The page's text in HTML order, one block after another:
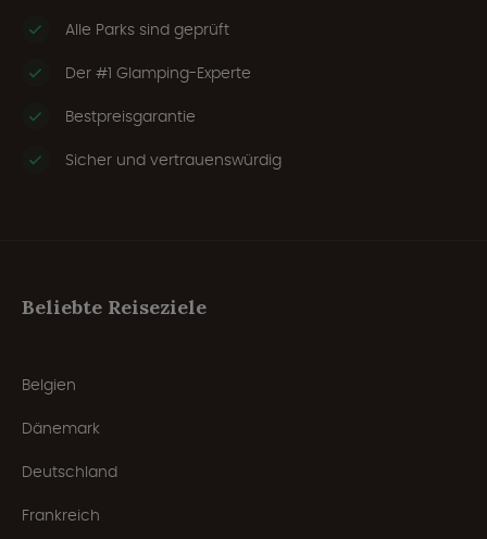
Alle Parks sind geprüft
Der #1 Glamping-Experte
Bestpreisgarantie
Sicher und vertrauenswürdig
Beliebte Reiseziele
Belgien
Dänemark
Deutschland
Frankreich